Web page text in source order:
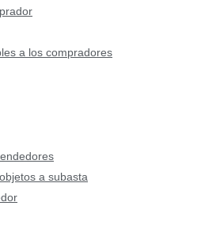
a los compradores
a subasta